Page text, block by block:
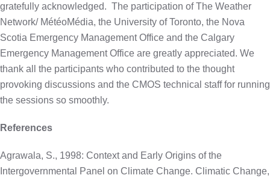
gratefully acknowledged. The participation of The Weather
Network/ MétéoMédia, the University of Toronto, the Nova
Scotia Emergency Management Office and the Calgary
Emergency Management Office are greatly appreciated. We
thank all the participants who contributed to the thought
provoking discussions and the CMOS technical staff for running
the sessions so smoothly.
References
Agrawala, S., 1998: Context and Early Origins of the
Intergovernmental Panel on Climate Change. Climatic Change,